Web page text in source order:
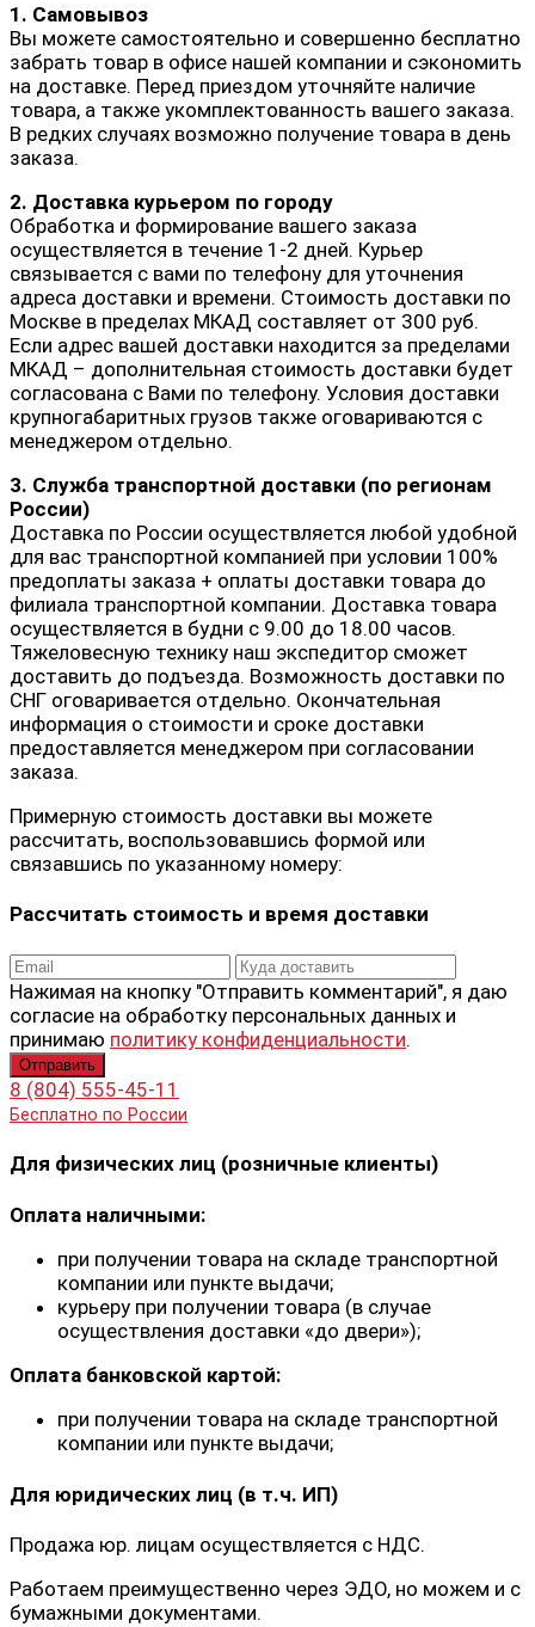
1. Самовывоз
Вы можете самостоятельно и совершенно бесплатно
забрать товар в офисе нашей компании и сэкономить
на доставке. Перед приездом уточняйте наличие
товара, а также укомплектованность вашего заказа.
В редких случаях возможно получение товара в день
заказа.
2. Доставка курьером по городу
Обработка и формирование вашего заказа
осуществляется в течение 1-2 дней. Курьер
связывается с вами по телефону для уточнения
адреса доставки и времени. Стоимость доставки по
Москве в пределах МКАД составляет от 300 руб.
Если адрес вашей доставки находится за пределами
МКАД – дополнительная стоимость доставки будет
согласована с Вами по телефону. Условия доставки
крупногабаритных грузов также оговариваются с
менеджером отдельно.
3. Служба транспортной доставки (по регионам
России)
Доставка по России осуществляется любой удобной
для вас транспортной компанией при условии 100%
предоплаты заказа + оплаты доставки товара до
филиала транспортной компании. Доставка товара
осуществляется в будни с 9.00 до 18.00 часов.
Тяжеловесную технику наш экспедитор сможет
доставить до подъезда. Возможность доставки по
СНГ оговаривается отдельно. Окончательная
информация о стоимости и сроке доставки
предоставляется менеджером при согласовании
заказа.
Примерную стоимость доставки вы можете
рассчитать, воспользовавшись формой или
связавшись по указанному номеру:
Рассчитать стоимость и время доставки
Нажимая на кнопку "Отправить комментарий", я даю
согласие на обработку персональных данных и
принимаю политику конфиденциальности.
8 (804) 555-45-11
Бесплатно по России
Для физических лиц (розничные клиенты)
Оплата наличными:
при получении товара на складе транспортной
компании или пункте выдачи;
курьеру при получении товара (в случае
осуществления доставки «до двери»);
Оплата банковской картой:
при получении товара на складе транспортной
компании или пункте выдачи;
Для юридических лиц (в т.ч. ИП)
Продажа юр. лицам осуществляется с НДС.
Работаем преимущественно через ЭДО, но можем и с
бумажными документами.